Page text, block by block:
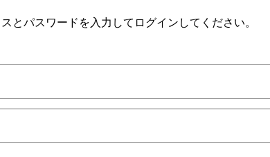
とパスワードを入力してログインしてください。